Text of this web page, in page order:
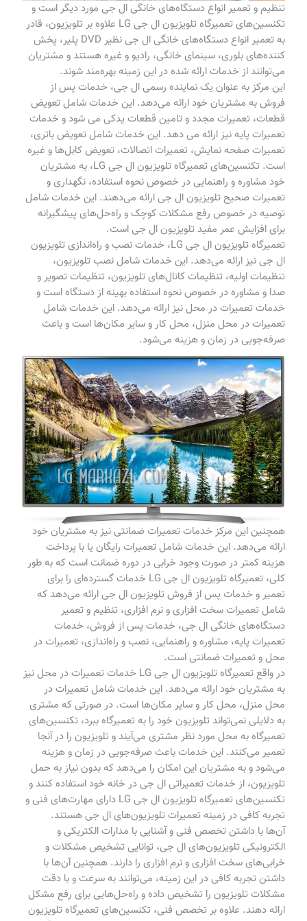
تنظیم و تعمیر انواع دستگاه‌های خانگی ال جی مورد دیگر است و
تکنسین‌های تعمیرگاه تلویزیون ال جی LG علاوه بر تلویزیون، قادر
به تعمیر انواع دستگاه‌های خانگی ال جی نظیر DVD پلیر، پخش
کننده‌های بلوری، سینمای خانگی، رادیو و غیره هستند و مشتریان
می‌توانند از خدمات ارائه شده در این زمینه بهره‌مند شوند.
این مرکز به عنوان یک نماینده رسمی ال جی، خدمات پس از
فروش به مشتریان خود ارائه می‌دهد. این خدمات شامل تعویض
قطعات، تعمیرات مجدد و تامین قطعات یدکی می ‌شود و خدمات
تعمیرات پایه نیز ارائه می ‌دهد. این خدمات شامل تعویض باتری،
تعمیرات صفحه نمایش، تعمیرات اتصالات، تعویض کابل‌ها و غیره
است. تکنسین‌های تعمیرگاه تلویزیون ال جی LG، به مشتریان
خود مشاوره و راهنمایی در خصوص نحوه استفاده، نگهداری و
تعمیرات صحیح تلویزیون ال جی ارائه می‌دهند. این خدمات شامل
توصیه در خصوص رفع مشکلات کوچک و راه‌حل‌های پیشگیرانه
برای افزایش عمر مفید تلویزیون ال جی است.
تعمیرگاه تلویزیون ال جی LG، خدمات نصب و راه‌اندازی تلویزیون
ال جی نیز ارائه می‌دهد. این خدمات شامل نصب تلویزیون،
تنظیمات اولیه، تنظیمات کانال‌های تلویزیون، تنظیمات تصویر و
صدا و مشاوره در خصوص نحوه استفاده بهینه از دستگاه است و
خدمات تعمیرات در محل نیز ارائه می‌دهد. این خدمات شامل
تعمیرات در محل منزل، محل کار و سایر مکان‌ها است و باعث
صرفه‌جویی در زمان و هزینه می‌شود.
همچنین این مرکز خدمات تعمیرات ضمانتی نیز به مشتریان خود
ارائه می‌دهد. این خدمات شامل تعمیرات رایگان یا با پرداخت
هزینه کمتر در صورت وجود خرابی در دوره ضمانت است که به طور
کلی، تعمیرگاه تلویزیون ال جی LG خدمات گسترده‌ای را برای
تعمیر و خدمات پس از فروش تلویزیون ال جی ارائه می‌دهد که
شامل تعمیرات سخت افزاری و نرم افزاری، تنظیم و تعمیر
دستگاه‌های خانگی ال جی، خدمات پس از فروش، خدمات
تعمیرات پایه، مشاوره و راهنمایی، نصب و راه‌اندازی، تعمیرات در
محل و تعمیرات ضمانتی است.
در واقع تعمیرگاه تلویزیون ال جی LG خدمات تعمیرات در محل نیز
به مشتریان خود ارائه می‌دهد. این خدمات شامل تعمیرات در
محل منزل، محل کار و سایر مکان‌ها است. در صورتی که مشتری
به دلایلی نمی‌تواند تلویزیون خود را به تعمیرگاه ببرد، تکنسین‌های
تعمیرگاه به محل مورد نظر مشتری می‌آیند و تلویزیون را در آنجا
تعمیر می‌کنند. این خدمات باعث صرفه‌جویی در زمان و هزینه
می‌شود و به مشتریان این امکان را می‌دهد که بدون نیاز به حمل
تلویزیون، از خدمات تعمیراتی ال جی در خانه خود استفاده کنند و
تکنسین‌های تعمیرگاه تلویزیون ال جی LG دارای مهارت‌های فنی و
تجربه کافی در زمینه تعمیرات تلویزیون‌های ال جی هستند.
آن‌ها با داشتن تخصص فنی و آشنایی با مدارات الکتریکی و
الکترونیکی تلویزیون‌های ال جی، توانایی تشخیص مشکلات و
خرابی‌های سخت افزاری و نرم افزاری را دارند. همچنین آن‌ها با
داشتن تجربه کافی در این زمینه، می‌توانند به سرعت و با دقت
مشکلات تلویزیون را تشخیص داده و راه‌حل‌هایی برای رفع مشکل
ارائه دهند. علاوه بر تخصص فنی، تکنسین‌های تعمیرگاه تلویزیون